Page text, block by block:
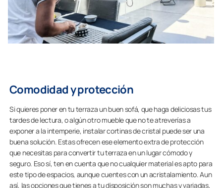
Comodidad y protección
Si quieres poner en tu terraza un buen sofá, que haga deliciosas tus
tardes de lectura, o algún otro mueble que no te atreverías a
exponer a la intemperie, instalar cortinas de cristal puede ser una
buena solución. Estas ofrecen ese elemento extra de protección
que necesitas para convertir tu terraza en un lugar cómodo y
seguro. Eso sí, ten en cuenta que no cualquier material es apto para
este tipo de espacios, aunque cuentes con un acristalamiento. Aun
así, las opciones que tienes a tu disposición son muchas y variadas,